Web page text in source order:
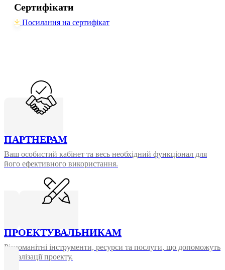
Сертифікати
Посилання на сертифікат
ПАРТНЕРАМ
Ваш особистий кабінет та весь необхідний функціонал для
його ефективного використання.
ПРОЕКТУВАЛЬНИКАМ
Різноманітні інструменти, ресурси та послуги, що допоможуть
у реалізації проекту.